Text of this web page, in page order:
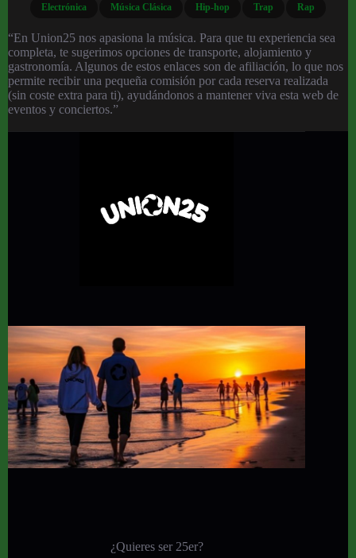
Electrónica Música Clásica Hip-hop Trap Rap
“En Union25 nos apasiona la música. Para que tu experiencia sea
completa, te sugerimos opciones de transporte, alojamiento y
gastronomía. Algunos de estos enlaces son de afiliación, lo que nos
permite recibir una pequeña comisión por cada reserva realizada
(sin coste extra para ti), ayudándonos a mantener viva esta web de
eventos y conciertos.”
¿Quieres ser 25er?